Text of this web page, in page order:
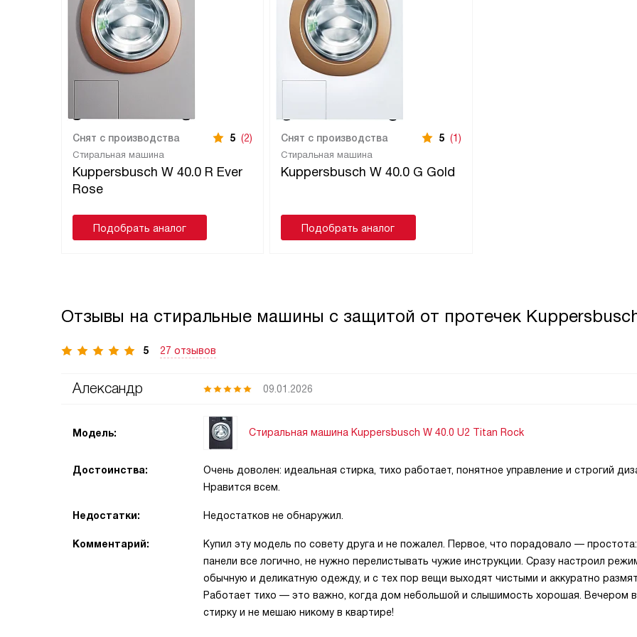
Стиральная машина
Kuppersbusch W 40.0 R Ever
Rose
Снят с производства 5 (2)
Подобрать аналог
Стиральная машина
Kuppersbusch W 40.0 G Gold
Снят с производства 5 (1)
Подобрать аналог
Отзывы на стиральные машины с защитой от протечек
5 27 отзывов
Александр 09.01.2026
Модель: Стиральная машина Kuppersbusch W 40.0 U2 Titan Rock
Достоинства:
Очень доволен: идеальная стирка, тихо работает, понятное управление и строгий
Нравится всем.
Недостатки: Недостатков не обнаружил.
Комментарий:
Купил эту модель по совету друга и не пожалел. Первое, что порадовало —
панели все логично, не нужно перелистывать чужие инструкции. Сразу настроил
обычную и деликатную одежду, и с тех пор вещи выходят чистыми и аккуратно
Работает тихо — это важно, когда дом небольшой и слышимость хорошая. Вечером
стирку и не мешаю никому в квартире!